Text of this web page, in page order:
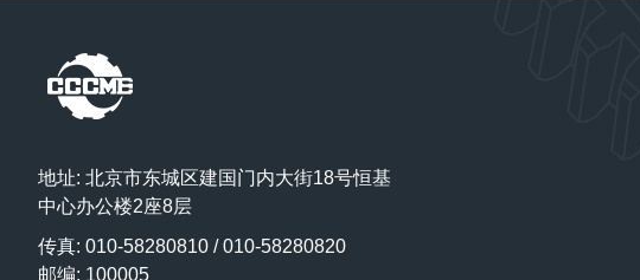
地址: 北京市东城区建国门内大街18号恒基
中心办公楼2座8层
传真: 010-58280810 / 010-58280820
邮编: 100005